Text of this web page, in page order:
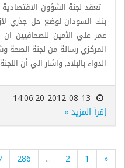
تعقد لجنة الشؤون
بنك السودان لوضع حل جذري
عمر علي الأمين للصحافيين
المركزي رسالة من لجنة الصحة
الدواء بالبلاد, واشار الي أن
إقرأ المزيد »
«
1
2
...
286